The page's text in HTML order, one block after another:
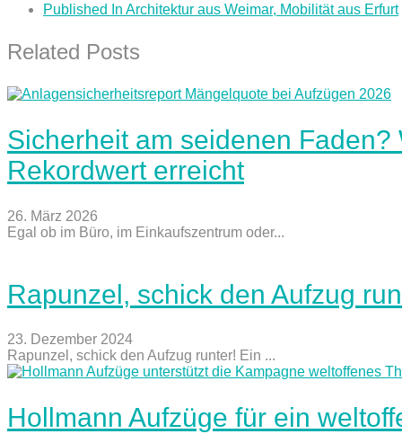
Published In Architektur aus Weimar, Mobilität aus Erfurt
Related Posts
Sicherheit am seidenen
Rekordwert erreicht
26. März 2026
Egal ob im Büro, im Einkaufszentrum oder...
Rapunzel, schick den Aufzug
23. Dezember 2024
Rapunzel, schick den Aufzug runter! Ein ...
Hollmann Aufzüge für ein